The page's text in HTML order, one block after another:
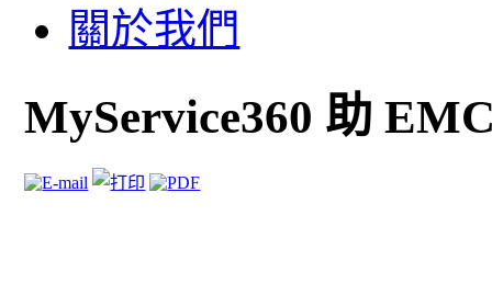
關於我們
MyService360 助